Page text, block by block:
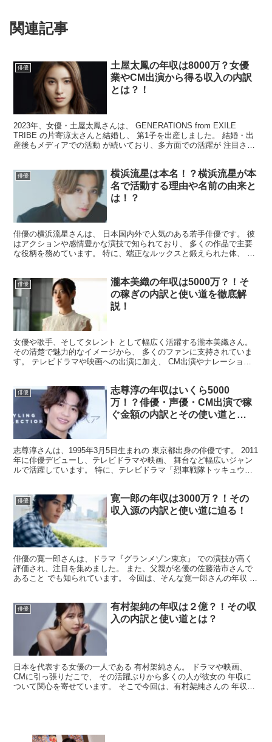
関連記事
俳優
土屋太鳳の年収は8000万？女優
業やCM出演から得る収入の内訳
とは？！
2023年、女優・土屋太鳳さんは、 GENERATIONS from EXILE
TRIBE の片寄涼太さんと結婚し、 第1子を出産しました。 結婚・出
産後もメディアでの活動 が続いており、多方面での活躍が 注目され
俳優
横浜流星は本名！？横浜流星が本
名で活動する理由や名前の由来と
は！？
俳優の横浜流星さんは、 日本国内外で人気のある若手俳優です。 彼
はアクションや感情豊かな演技で知られており、 多くの作品で主要
な役柄を務めています。 特に、端正なルックスと鍛えられた体、 そ
俳優
瀧本美織の年収は5000万？！そ
の稼ぎの内訳と使い道を徹底解
説！
女優や歌手、そしてタレント として幅広く活躍する瀧本美織さん。
その清楚で魅力的なイメージから、 多くのファンに支持されていま
す。 テレビドラマや映画への出演に加え、 CM出演やナレーション
俳優
志尊淳の年収はいくら5000
万！？俳優・声優・CM出演で稼
ぐ金額の内訳とその使い道と
志尊淳さんは、1995年3月5日生まれの 東京都出身の俳優です。 ​2011
年に俳優デビューし、テレビドラマや映画、 舞台など幅広いジャン
ルで活躍しています。 ​特に、テレビドラマ「烈車戦隊トッキュウジ
俳優
寛一郎の年収は3000万？！その
収入源の内訳と使い道に迫る！
俳優の寛一郎さんは、ドラマ『グランメゾン東京』 での演技が高く
評価され、注目を集めました。 また、父親が名優の佐藤浩市さんで
あること でも知られています。 今回は、そんな寛一郎さんの年収 に
俳優
有村架純の年収は２億？！その収
入の内訳と使い道とは？
日本を代表する女優の一人である 有村架純さん。 ドラマや映画、
CMに引っ張りだこで、 その活躍ぶりから多くの人が彼女の 年収に
ついて関心を寄せています。 そこで今回は、有村架純さんの 年収に